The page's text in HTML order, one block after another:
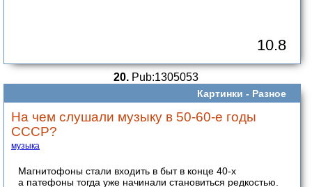
10.8
20. Pub:1305053
Картинки - Разное
На чем слушали музыку в 50-60-е годы
СССР?
музыка
Магнитофоны стали входить в быт в конце 40-х
а патефоны тогда уже начинали становиться редкостью.